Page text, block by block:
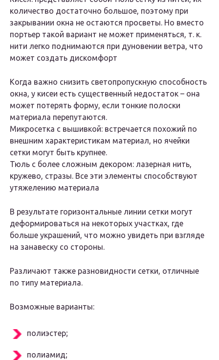
количество достаточно большое, поэтому при
закрывании окна не остаются просветы. Но вместо
портьер такой вариант не может применяться, т. к.
нити легко поднимаются при дуновении ветра, что
может создать дискомфорт
Когда важно снизить светопропускную способность
окна, у кисеи есть существенный недостаток – она
может потерять форму, если тонкие полоски
материала перепутаются.
Микросетка с вышивкой: встречается похожий по
внешним характеристикам материал, но ячейки
сетки могут быть крупнее.
Тюль с более сложным декором: лазерная нить,
кружево, стразы. Все эти элементы способствуют
утяжелению материала
В результате горизонтальные линии сетки могут
деформироваться на некоторых участках, где
больше украшений, что можно увидеть при взгляде
на занавеску со стороны.
Различают также разновидности сетки, отличные
по типу материала.
Возможные варианты:
полиэстер;
полиамид;